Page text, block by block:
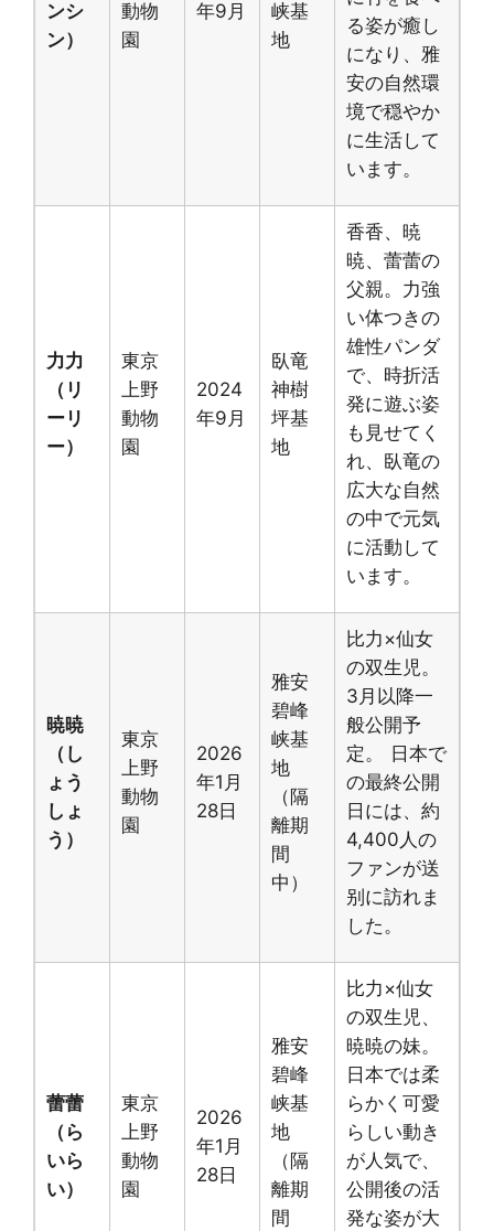
ンシ
ン）
動物
園
年9月
峡基
地
る姿が癒し
になり、雅
安の自然環
境で穏やか
に生活して
います。
力力
（リ
ーリ
ー）
東京
上野
動物
園
2024
年9月
臥竜
神樹
坪基
地
香香、暁
暁、蕾蕾の
父親。力強
い体つきの
雄性パンダ
で、時折活
発に遊ぶ姿
も見せてく
れ、臥竜の
広大な自然
の中で元気
に活動して
います。
暁暁
（し
ょう
しょ
う）
東京
上野
動物
園
2026
年1月
28日
雅安
碧峰
峡基
地
（隔
離期
間
中）
比力×仙女
の双生児。
3月以降一
般公開予
定。 日本で
の最終公開
日には、約
4,400人の
ファンが送
别に訪れま
した。
蕾蕾
（ら
いら
い）
東京
上野
動物
園
2026
年1月
28日
雅安
碧峰
峡基
地
（隔
離期
間
比力×仙女
の双生児、
暁暁の妹。
日本では柔
らかく可愛
らしい動き
が人気で、
公開後の活
発な姿が大